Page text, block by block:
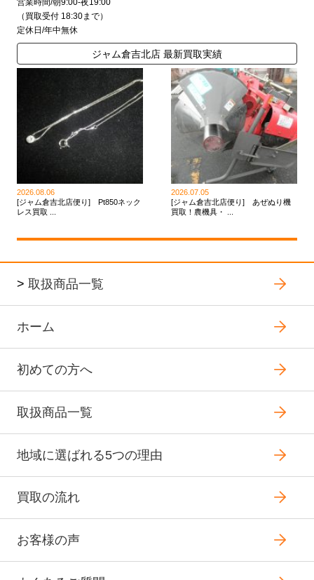
営業時間/朝9:00-夜19:00
（買取受付 18:30まで）
定休日/年中無休
ジャム倉吉北店 最新買取実績
2026.08.06
[ジャム倉吉北店便り] Pt850ネック
レス買取 ...
2026.07.05
[ジャム倉吉北店便り] あぜぬり機
買取！農機具・ ...
> 取扱商品一覧
ホーム
初めての方へ
取扱商品一覧
地域に選ばれる5つの理由
買取の流れ
お客様の声